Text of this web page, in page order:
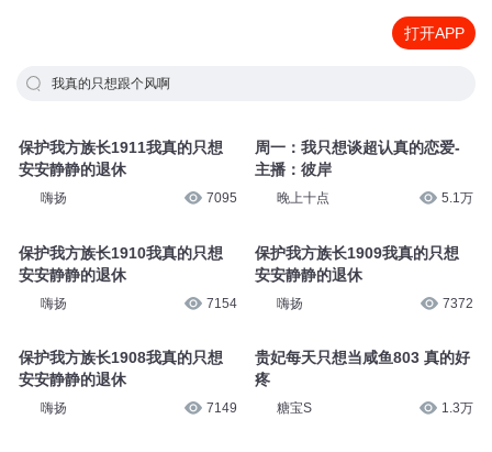
打开APP
我真的只想跟个风啊
保护我方族长1911我真的只想
安安静静的退休
嗨扬 7095
保护我方族长1910我真的只想
安安静静的退休
嗨扬 7154
保护我方族长1908我真的只想
安安静静的退休
嗨扬 7149
周一：我只想谈超认真的恋爱-
主播：彼岸
晚上十点 5.1万
保护我方族长1909我真的只想
安安静静的退休
嗨扬 7372
贵妃每天只想当咸鱼803 真的好
疼
糖宝S 1.3万